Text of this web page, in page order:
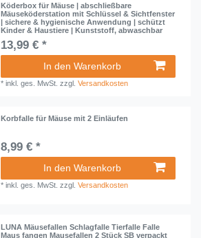
Köderbox für Mäuse | abschließbare
Mäuseköderstation mit Schlüssel & Sichtfenster
| sichere & hygienische Anwendung | schützt
Kinder & Haustiere | Kunststoff, abwaschbar
13,99 € *
In den Warenkorb
*inkl. ges. MwSt. zzgl.Versandkosten
Korbfalle für Mäuse mit 2 Einläufen
8,99 € *
In den Warenkorb
*inkl. ges. MwSt. zzgl.Versandkosten
LUNA Mäusefallen Schlagfalle Tierfalle Falle
Maus fangen Mausefallen 2 Stück SB verpackt